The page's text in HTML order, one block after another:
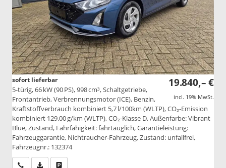
19.840,– €
incl. 19% MwSt.
sofort lieferbar
5-türig, 66 kW (90 PS), 998 cm³, Schaltgetriebe,
Frontantrieb, Verbrennungsmotor (ICE), Benzin,
Kraftstoffverbrauch kombiniert 5,7 l/100km (WLTP), CO₂-Emission
kombiniert 129.00 g/km (WLTP), CO₂-Klasse D, Außenfarbe: Vibrant
Blue, Zustand, Fahrfähigkeit: fahrtauglich, Garantieleistung:
Fahrzeuggarantie, Nichtraucher-Fahrzeug, Zustand: unfallfrei,
Fahrzeugnr.: 132374
Wir rufen Sie anPDF-Datei, Fahrzeugexposé drucken